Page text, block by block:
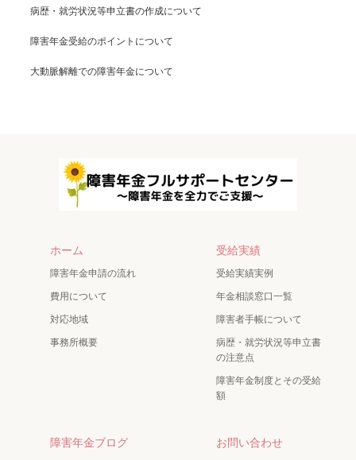
病歴・就労状況等申立書の作成について
障害年金受給のポイントについて
大動脈解離での障害年金について
ホーム
障害年金申請の流れ
費用について
対応地域
事務所概要
受給実績
受給実績実例
年金相談窓口一覧
障害者手帳について
病歴・就労状況等申立書
の注意点
障害年金制度とその受給
額
障害年金ブログ お問い合わせ